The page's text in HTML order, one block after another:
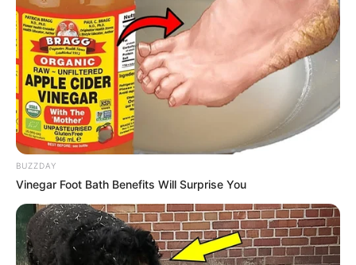
BUZZDAY
Vinegar Foot Bath Benefits Will Surprise You